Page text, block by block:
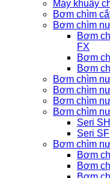
Máy khuấy
Bơm chìm
Bơm chìm
Bơm
FX
Bơm
Bơm
Bơm chìm
Bơm chìm
Bơm chìm
Bơm chìm
Seri SH
Seri SF
Bơm chìm
Bơm
Bơm